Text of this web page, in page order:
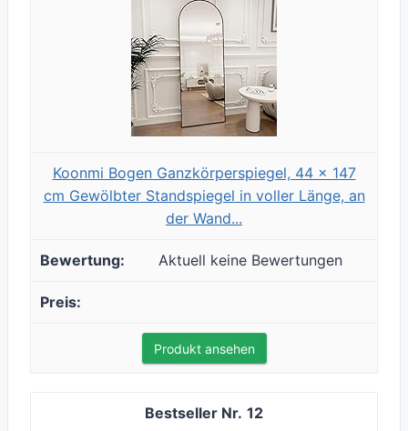
Koonmi Bogen Ganzkörperspiegel, 44 x 147
cm Gewölbter Standspiegel in voller Länge, an
der Wand...
Aktuell keine Bewertungen
Produkt ansehen
12